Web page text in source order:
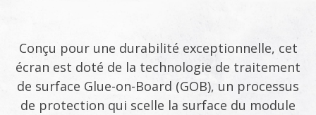
Conçu pour une durabilité exceptionnelle, cet
écran est doté de la technologie de traitement
de surface Glue-on-Board (GOB), un processus
de protection qui scelle la surface du module